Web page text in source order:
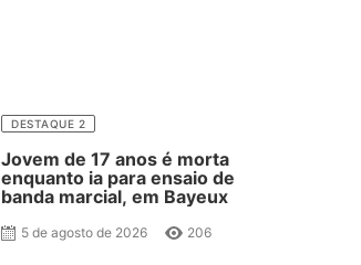
DESTAQUE 2
Jovem de 17 anos é morta
enquanto ia para ensaio de
banda marcial, em Bayeux
5 de agosto de 2026 206